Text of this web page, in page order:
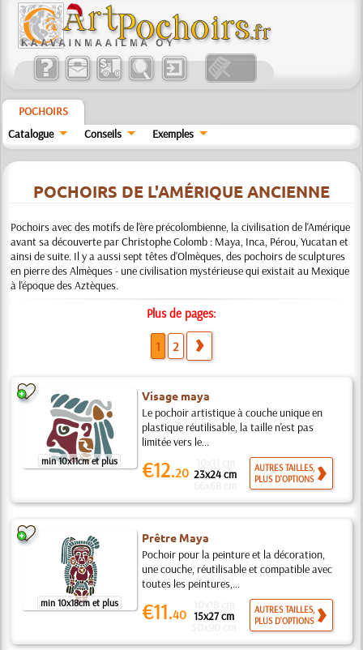
POCHOIRS
Catalogue
Conseils Exemples
POCHOIRS DE L'AMÉRIQUE ANCIENNE
Pochoirs avec des motifs de l'ère précolombienne, la civilisation de l'Amérique
avant sa découverte par Christophe Colomb : Maya, Inca, Pérou, Yucatan et
ainsi de suite. Il y a aussi sept têtes d'Olmèques, des pochoirs de sculptures
en pierre des Almèques - une civilisation mystérieuse qui existait au Mexique
à l'époque des Aztèques.
Plus de pages:
1 2
min 10x11cm et plus
Visage maya
Le pochoir artistique à couche unique en
plastique réutilisable, la taille n'est pas
limitée vers le...
€12.20 23x24 cm
AUTRES TAILLES,
PLUS D'OPTIONS
min 10x18cm et plus
Prêtre Maya
Pochoir pour la peinture et la décoration,
une couche, réutilisable et compatible avec
toutes les peintures,...
€11.40 15x27 cm
AUTRES TAILLES,
PLUS D'OPTIONS